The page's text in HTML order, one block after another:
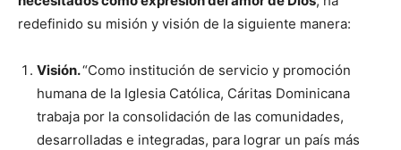
redefinido su misión y visión de la siguiente manera:
Visión.“Como institución de servicio y promoción
humana de la Iglesia Católica, Cáritas Dominicana
trabaja por la consolidación de las comunidades,
desarrolladas e integradas, para lograr un país más